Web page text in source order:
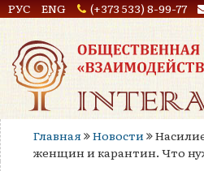
РУС ENG (+373 533) 8-99-77
Главная Новости
женщин и карантин. Что